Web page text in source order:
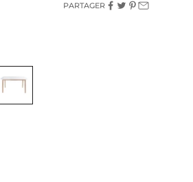
PARTAGER